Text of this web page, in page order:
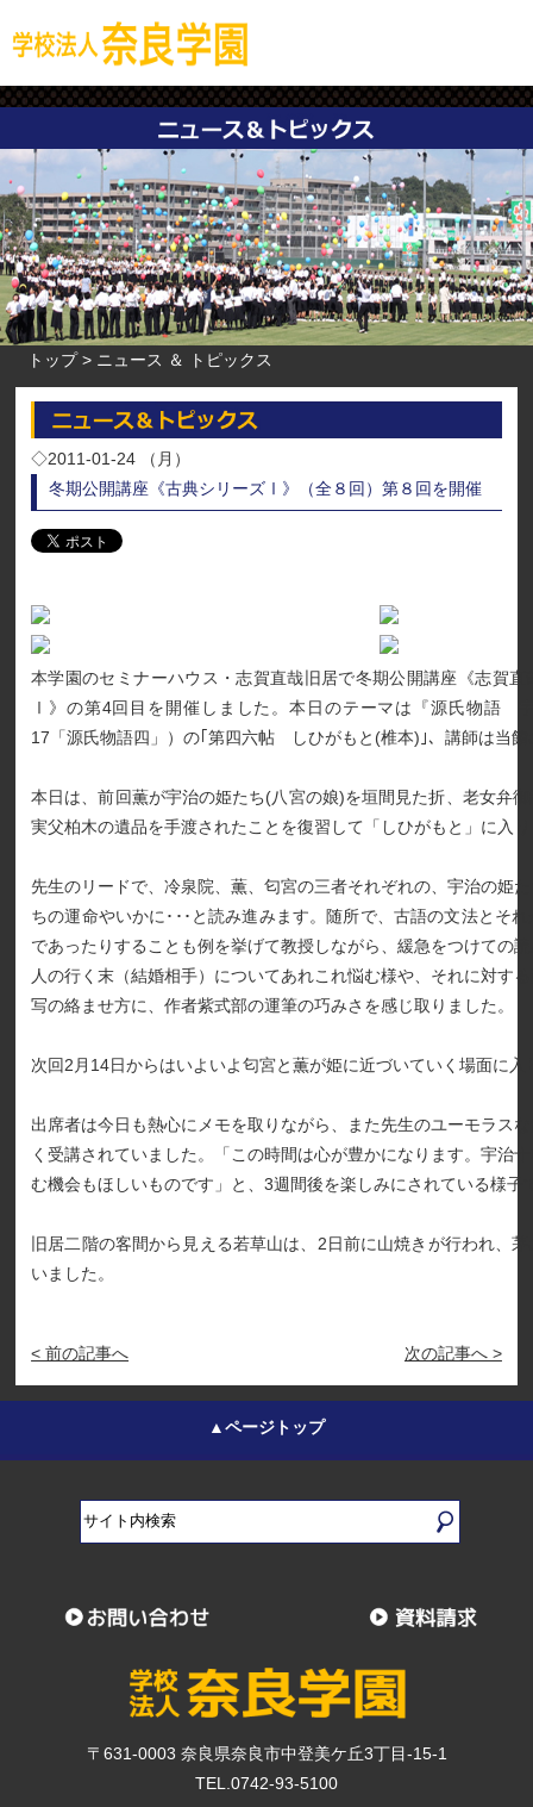
トップ ニュース ＆ トピックス
◇2011-01-24 （月）
冬期公開講座《古典シリーズⅠ》（全８回）第８回を開催
本学園のセミナーハウス・志賀直哉旧居で冬期公開講座《志賀
Ⅰ》の第4回目を開催しました。本日のテーマは『源氏物語
17「源氏物語四」）の｢第四六帖 しひがもと(椎本)｣、講師は当館
本日は、前回薫が宇治の姫たち(八宮の娘)を垣間見た折、老女弁
実父柏木の遺品を手渡されたことを復習して「しひがもと」に入
先生のリードで、冷泉院、薫、匂宮の三者それぞれの、宇治の姫
ちの運命やいかに･･･と読み進みます。随所で、古語の文法とそ
であったりすることも例を挙げて教授しながら、緩急をつけての
人の行く末（結婚相手）についてあれこれ悩む様や、それに対す
写の絡ませ方に、作者紫式部の運筆の巧みさを感じ取りました。
次回2月14日からはいよいよ匂宮と薫が姫に近づいていく場面に入
出席者は今日も熱心にメモを取りながら、また先生のユーモラス
く受講されていました。「この時間は心が豊かになります。宇治
む機会もほしいものです」と、3週間後を楽しみにされている様子
旧居二階の客間から見える若草山は、2日前に山焼きが行われ、
いました。
< 前の記事へ 次の記事へ >
▲ページトップ
〒631-0003 奈良県奈良市中登美ケ丘3丁目-15-1
TEL.0742-93-5100